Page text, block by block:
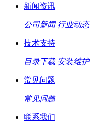
新闻资讯
公司新闻 行业动态
技术支持
目录下载 安装维护
常见问题
常见问题
联系我们